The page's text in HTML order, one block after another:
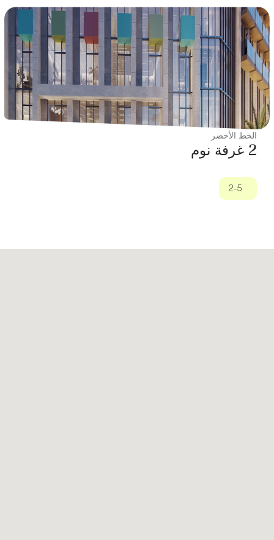
الخط الأخضر
2 غرفة نوم